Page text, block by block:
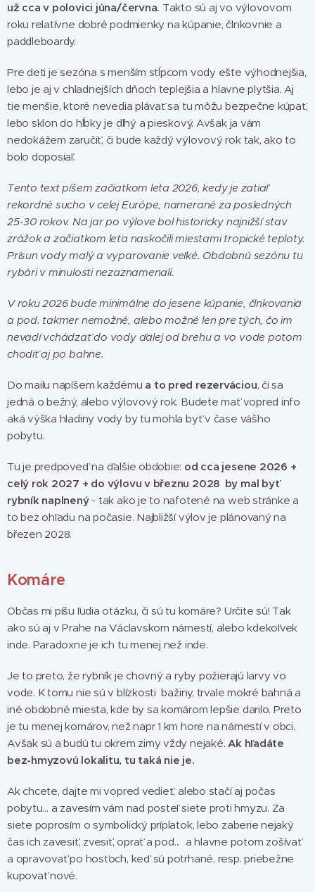
už cca v polovici júna/června. Takto sú aj vo výlovovom
roku relatívne dobré podmienky na kúpanie, člnkovnie a
paddleboardy.
Pre deti je sezóna s menším stĺpcom vody ešte výhodnejšia,
lebo je aj v chladnejších dňoch teplejšia a hlavne plytšia. Aj
tie menšie, ktoré nevedia plávať sa tu môžu bezpečne kúpať,
lebo sklon do hĺbky je dlhý a pieskový. Avšak ja vám
nedokážem zaručiť, či bude každý výlovový rok tak, ako to
bolo doposiaľ.
Tento text píšem začiatkom leta 2026, kedy je zatiaľ
rekordné sucho v celej Európe, namerané za posledných
25-30 rokov. Na jar po výlove bol historicky najnižší stav
zrážok a začiatkom leta naskočili miestami tropické teploty.
Prísun vody malý a vyparovanie veľké. Obdobnú sezónu tu
rybári v minulosti nezaznamenali.
V roku 2026 bude minimálne do jesene kúpanie, člnkovania
a pod. takmer nemožné, alebo možné len pre tých, čo im
nevadí vchádzať do vody ďalej od brehu a vo vode potom
chodiť aj po bahne.
Do mailu napíšem každému a to pred rezerváciou, či sa
jedná o bežný, alebo výlovový rok. Budete mať vopred info
aká výška hladiny vody by tu mohla byť v čase vášho
pobytu.
Tu je predpoveď na ďalšie obdobie: od cca jesene 2026 +
celý rok 2027 + do výlovu v březnu 2028 by mal byť
rybník naplnený - tak ako je to nafotené na web stránke a
to bez ohľadu na počasie. Najbližší výlov je plánovaný na
březen 2028.
Komáre
Občas mi píšu ľudia otázku, či sú tu komáre? Určite sú! Tak
ako sú aj v Prahe na Václavskom námestí, alebo kdekoľvek
inde. Paradoxne je ich tu menej než inde.
Je to preto, že rybník je chovný a ryby požierajú larvy vo
vode. K tomu nie sú v blízkosti bažiny, trvale mokré bahná a
iné obdobné miesta, kde by sa komárom lepšie darilo. Preto
je tu menej komárov, než napr 1 km hore na námestí v obci.
Avšak sú a budú tu okrem zimy vždy nejaké.Ak hľadáte
bez-hmyzovú lokalitu, tu taká nie je.
Ak chcete, dajte mi vopred vedieť, alebo stačí aj počas
pobytu... a zavesím vám nad posteľ siete proti hmyzu. Za
siete poprosím o symbolický príplatok, lebo zaberie nejaký
čas ich zavesiť, zvesiť, oprať a pod... a hlavne potom zošívať
a opravovať po hosťoch, keď sú potrhané, resp. priebežne
kupovať nové.